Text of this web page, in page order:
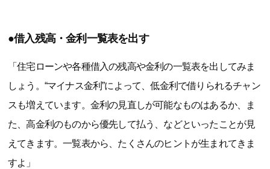
●借入残高・金利一覧表を出す
「住宅ローンや各種借入の残高や金利の一覧表を出してみま
しょう。“マイナス金利”によって、低金利で借りられるチャン
スも増えています。金利の見直しが可能なものはあるか、ま
た、高金利のものから優先して払う、などといったことが見
えてきます。一覧表から、たくさんのヒントが生まれてきま
すよ」